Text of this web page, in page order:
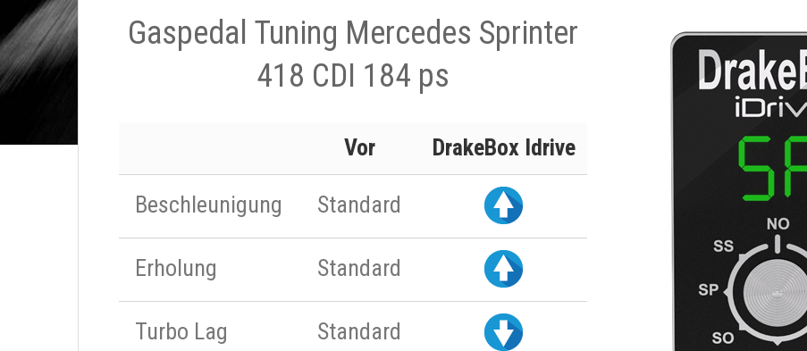
Gaspedal Tuning Mercedes Sprinter
418 CDI 184 ps
Vor DrakeBox Idrive
Beschleunigung Standard
Erholung Standard
Turbo Lag Standard